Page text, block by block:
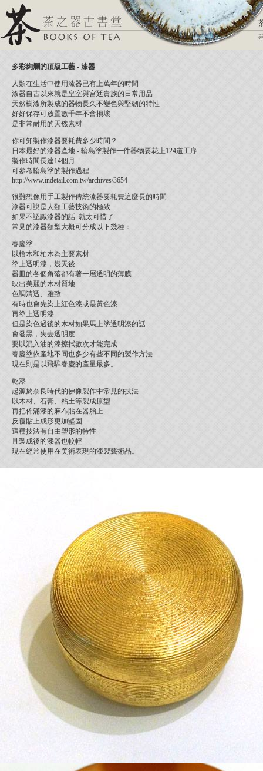
多彩絢爛的頂級工藝 - 漆器
人類在生活中使用漆器已有上萬年的時間
漆器自古以來就是皇室與宮廷貴族的日常用品
天然樹漆所製成的器物長久不變色與堅韌的特性
好好保存可放置數千年不會損壞
是非常耐用的天然素材
你可知製作漆器要耗費多少時間？
日本最好的漆器產地 - 輪島塗製作一件器物要花上124道工序
製作時間長達14個月
可參考輪島塗的製作過程
http://www.indetail.com.tw/archives/3654
很難想像用手工製作傳統漆器要耗費這麼長的時間
漆器可說是人類工藝技術的極致
如果不認識漆器的話..就太可惜了
常見的漆器類型大概可分成以下幾種：
春慶塗
以檜木和柏木為主要素材
塗上透明漆，幾天後
器皿的各個角落都有著一層透明的薄膜
映出美麗的木材質地
色調清透、雅致
有時也會先染上紅色漆或是黃色漆
再塗上透明漆
但是染色過後的木材如果馬上塗透明漆的話
會發黑，失去透明度
要以混入油的漆擦拭數次才能完成
春慶塗依產地不同也多少有些不同的製作方法
現在則是以飛騨春慶的產量最多。
乾漆
起源於奈良時代的佛像製作中常見的技法
以木材、石膏、粘土等製成原型
再把佈滿漆的麻布貼在器胎上
反覆貼上成形更加堅固
這種技法有自由塑形的特性
且製成後的漆器也較輕
現在經常使用在美術表現的漆製藝術品。